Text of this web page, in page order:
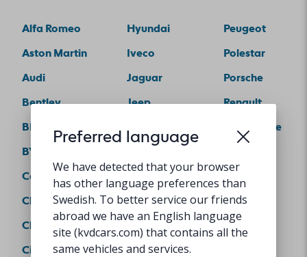
Alfa Romeo
Aston Martin
Audi
Bentley
BMW
BYD
Cadillac
Chevrolet
Chrysler
Citroen
Hyundai
Iveco
Jaguar
Jeep
Lynk&Co
Maserati
Mazda
Peugeot
Polestar
Porsche
Renault
Rolls-Royce
Skoda
Subaru
Preferred language
We have detected that your browser
has other language preferences than
Swedish. To better service our friends
abroad we have an English language
site (kvdcars.com) that contains all the
same vehicles and services.